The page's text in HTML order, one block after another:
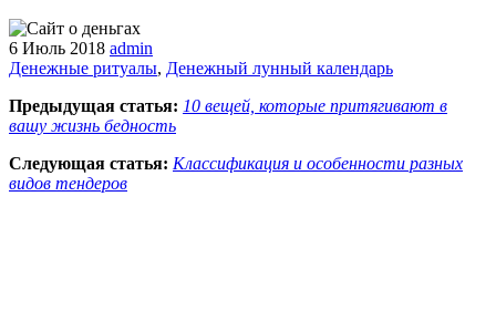
6 Июль 2018 admin
Денежные ритуалы, Денежный лунный календарь
Предыдущая статья: 10 вещей, которые притягивают в
вашу жизнь бедность
Следующая статья: Классификация и особенности разных
видов тендеров